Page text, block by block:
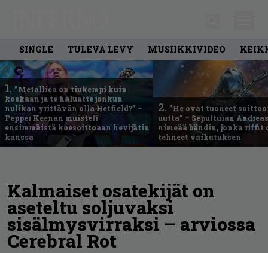
SINGLE TULEVA LEVY MUSIIKKIVIDEO
1. ”Metallica on tiukempi kuin
koskaan ja te haluatte jonkun
nulikan yrittävän olla Hetfield?” –
Pepper Keenan muisteli
ensimmäistä koesoittoaan hevijätin
kanssa
2. ”He ovat tuoneet
uutta” – Sepulturan
nimeää bändin, jonka riffit
tehneet vaikutuksen
Kalmaiset osatekijät on
aseteltu soljuvaksi
sisälmysvirraksi – arviossa
Cerebral Rot